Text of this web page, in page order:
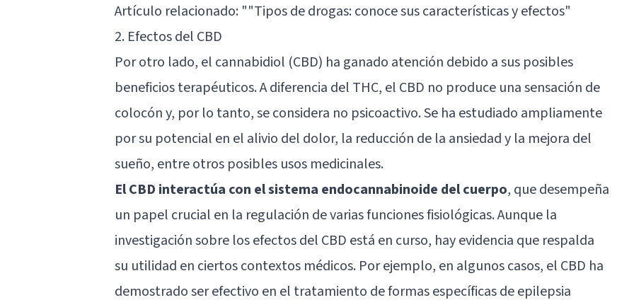
Artículo relacionado: ""Tipos de drogas: conoce sus características y efectos"
2. Efectos del CBD
Por otro lado, el cannabidiol (CBD) ha ganado atención debido a sus posibles
beneficios terapéuticos. A diferencia del THC, el CBD no produce una sensación de
colocón y, por lo tanto, se considera no psicoactivo. Se ha estudiado ampliamente
por su potencial en el alivio del dolor, la reducción de la ansiedad y la mejora del
sueño, entre otros posibles usos medicinales.
El CBD interactúa con el sistema endocannabinoide del cuerpo, que desempeña
un papel crucial en la regulación de varias funciones fisiológicas. Aunque la
investigación sobre los efectos del CBD está en curso, hay evidencia que respalda
su utilidad en ciertos contextos médicos. Por ejemplo, en algunos casos, el CBD ha
demostrado ser efectivo en el tratamiento de formas específicas de epilepsia